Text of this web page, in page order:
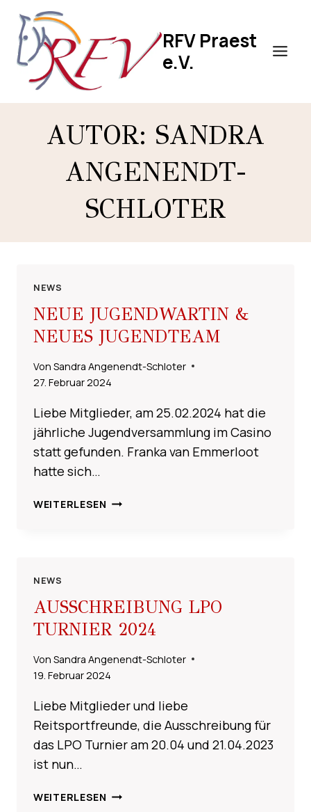
Inhalt
springen
RFV Praest
e.V.
AUTOR: SANDRA
ANGENENDT-
SCHLOTER
NEWS
NEUE JUGENDWARTIN &
NEUES JUGENDTEAM
Von Sandra Angenendt-Schloter
27. Februar 2024
Liebe Mitglieder, am 25.02.2024 hat die
jährliche Jugendversammlung im Casino
statt gefunden. Franka van Emmerloot
hatte sich…
WEITERLESEN NEUE
NEWS
AUSSCHREIBUNG LPO
TURNIER 2024
Von Sandra Angenendt-Schloter
19. Februar 2024
Liebe Mitglieder und liebe
Reitsportfreunde, die Ausschreibung für
das LPO Turnier am 20.04 und 21.04.2023
ist nun…
WEITERLESEN AUSSCHREIBUNG